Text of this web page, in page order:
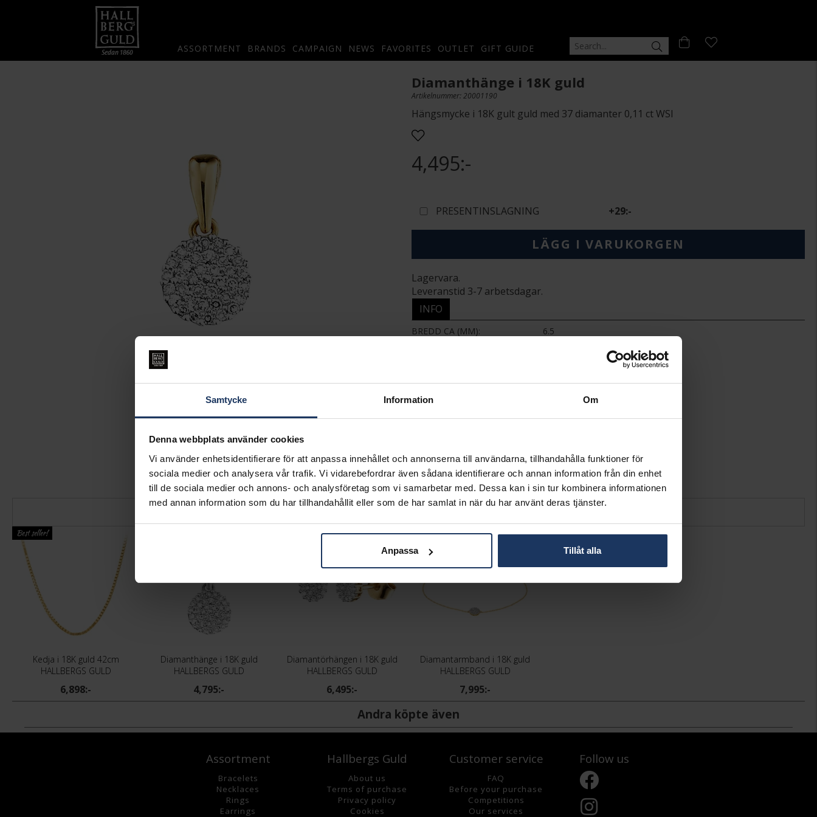
Samtycke Information Om
Denna webbplats använder cookies
Vi använder enhetsidentifierare för att anpassa innehållet och annonserna till användarna, tillhandahålla funktioner för
sociala medier och analysera vår trafik. Vi vidarebefordrar även sådana identifierare och annan information från din enhet
till de sociala medier och annons- och analysföretag som vi samarbetar med. Dessa kan i sin tur kombinera informationen
med annan information som du har tillhandahållit eller som de har samlat in när du har använt deras tjänster.
Anpassa Tillåt alla
ASSORTMENT BRANDS CAMPAIGN NEWS FAVORITES OUTLET GIFT GUIDE
Diamanthänge i 18K guld
Artikelnummer: 20001190
Hängsmycke i 18K gult guld med 37 diamanter 0,11 ct WSI
4,495:-
PRESENTINSLAGNING +29:-
LÄGG I VARUKORGEN
Lagervara.
Leveranstid 3-7 arbetsdagar.
INFO
BREDD CA (MM)
6.5
ÄDELMETALL
18K Gold
STEN/PÄRLA
VIKT CA (GRAM)
0,72
TOTAL CARAT
0.110
Best seller!
Kedja i 18K guld 42cm
HALLBERGS GULD
6,898:-
Diamanthänge i 18K guld
HALLBERGS GULD
4,795:-
Diamantörhängen i 18K guld
HALLBERGS GULD
6,495:-
Diamantarmband i 18K guld
HALLBERGS GULD
7,995:-
Andra köpte även
Assortment
Bracelets
Necklaces
Rings
Earrings
Hallbergs Guld
About us
Terms of purchase
Privacy policy
Cookies
Customer service
FAQ
Before your purchase
Competitions
Our services
Follow us